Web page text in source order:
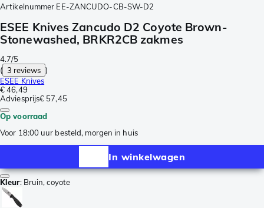
Artikelnummer EE-ZANCUDO-CB-SW-D2
ESEE Knives Zancudo D2 Coyote Brown-
Stonewashed, BRKR2CB zakmes
4.7/5
( 3 reviews )
ESEE Knives
€ 46,49
Adviesprijs€ 57,45
Op voorraad
Voor 18:00 uur besteld, morgen in huis
In winkelwagen
Kleur: Bruin, coyote